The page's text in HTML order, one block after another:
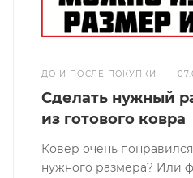
ДО И ПОСЛЕ ПОКУПКИ —
Сделать нужный
из готового ковра
Ковер очень
нужного размера? Или